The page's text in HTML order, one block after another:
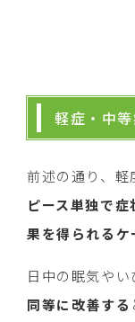
軽症・中
前述の通り、軽
ピース単独で
果を得られるケ
日中の眠気や
同等に改善する